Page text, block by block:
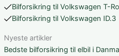
Bilforsikring til Volkswagen T-
Bilforsikring til Volkswagen ID.3
Nyeste artikler
Bedste bilforsikring til elbil i